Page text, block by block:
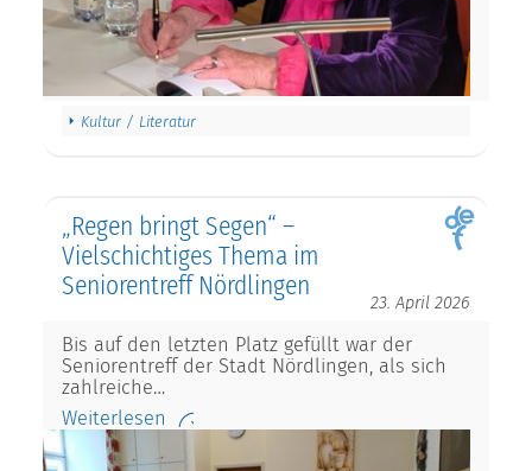
Kultur / Literatur
„Regen bringt Segen“ –
Vielschichtiges Thema im
Seniorentreff Nördlingen
23. April 2026
Bis auf den letzten Platz gefüllt war der
Seniorentreff der Stadt Nördlingen, als sich
zahlreiche…
Weiterlesen